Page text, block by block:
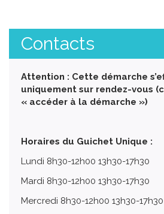
Contacts
Attention : Cette démarche
uniquement sur rendez-vous
« accéder à la démarche »)
Horaires du Guichet Unique :
Lundi 8h30-12h00 13h30-17h30
Mardi 8h30-12h00 13h30-17h30
Mercredi 8h30-12h00 13h30-17h30